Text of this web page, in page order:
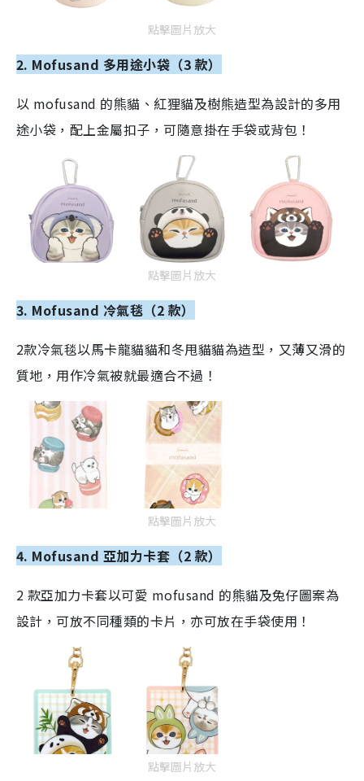
點擊圖片放大
2. Mofusand 多用途小袋（3 款）
以 mofusand 的熊貓、紅狸貓及樹熊造型為設計的多用
途小袋，配上金屬扣子，可隨意掛在手袋或背包！
點擊圖片放大
3. Mofusand 冷氣毯（2 款）
2款冷氣毯以馬卡龍貓貓和冬甩貓貓為造型，又薄又滑的
質地，用作冷氣被就最適合不過！
點擊圖片放大
4. Mofusand 亞加力卡套（2 款）
2 款亞加力卡套以可愛 mofusand 的熊貓及兔仔圖案為
設計，可放不同種類的卡片，亦可放在手袋使用！
點擊圖片放大